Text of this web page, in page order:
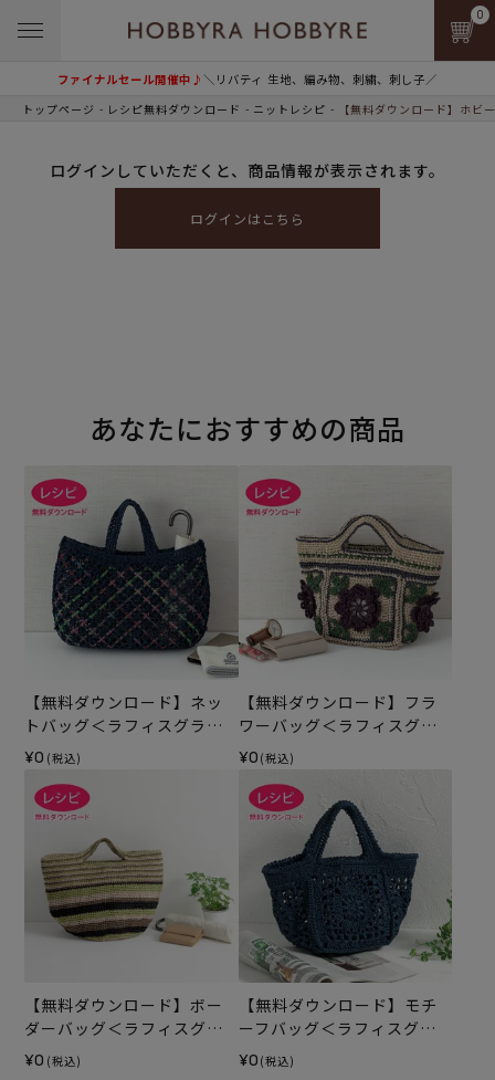
ファイナルセール開催中♪＼リバティ 生地、編み物、刺繍、刺し子／
0
トップページ レシピ無料ダウンロード ニットレシピ 【無料ダウンロード】ホビ
ログインしていただくと、商品情報が表示されます。
ログインはこちら
あなたにおすすめの商品
【無料ダウンロード】ネッ
トバッグ＜ラフィスグラン
＞（レシピ）
¥0 (税込)
【無料ダウンロード】フラ
ワーバッグ＜ラフィスグラ
ン＞（レシピ）
¥0 (税込)
【無料ダウンロード】ボー
ダーバッグ＜ラフィスグラ
ン＞（レシピ）
¥0 (税込)
【無料ダウンロード】モチ
ーフバッグ＜ラフィスグラ
ン＞（レシピ）
¥0 (税込)